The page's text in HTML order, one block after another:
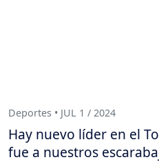
Deportes • JUL 1 / 2024
Hay nuevo líder en el
fue a nuestros